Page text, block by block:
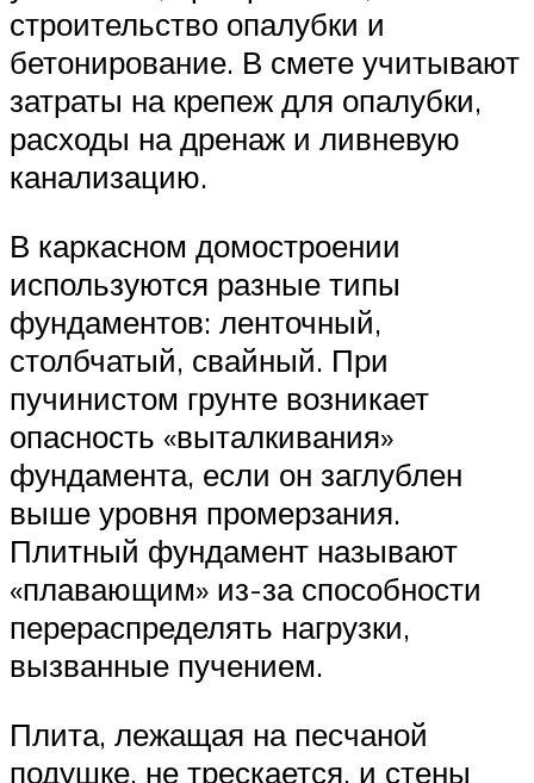
строительство опалубки и
бетонирование. В смете учитывают
затраты на крепеж для опалубки,
расходы на дренаж и ливневую
канализацию.
В каркасном домостроении
используются разные типы
фундаментов: ленточный,
столбчатый, свайный. При
пучинистом грунте возникает
опасность «выталкивания»
фундамента, если он заглублен
выше уровня промерзания.
Плитный фундамент называют
«плавающим» из-за способности
перераспределять нагрузки,
вызванные пучением.
Плита, лежащая на песчаной
подушке, не трескается, и стены